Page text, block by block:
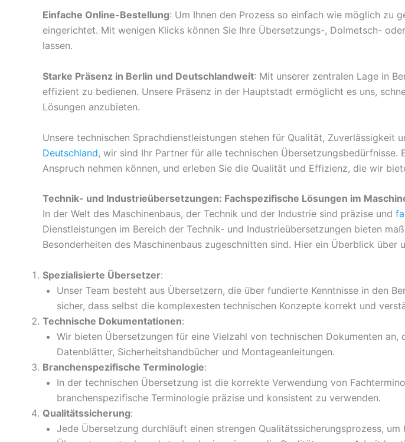
Einfache Online-Bestellung: Um Ihnen den Prozess so einfach wie möglich zu
eingerichtet. Mit wenigen Klicks können Sie Ihre Übersetzungs-, Dolmetsch-
lassen.
Starke Präsenz in Berlin und Deutschlandweit: Mit unserer zentralen Lage in
effizient zu bedienen. Unsere Präsenz in der Hauptstadt ermöglicht es uns,
Lösungen anzubieten.
Unsere technischen Sprachdienstleistungen stehen für Qualität, Zuverlässigkeit
Deutschland, wir sind Ihr Partner für alle technischen
Anspruch nehmen können, und erleben Sie die Qualität und Effizienz, die wir
Technik- und Industrieübersetzungen: Fachspezifische Lösungen im
In der Welt des Maschinenbaus, der Technik und der Industrie sind präzise und
Dienstleistungen im Bereich der Technik- und Industrieübersetzungen bieten
Besonderheiten des Maschinenbaus zugeschnitten sind. Hier ein Überblick über
Spezialisierte Übersetzer:
Unser Team besteht aus Übersetzern, die über fundierte Kenntnisse in den
sicher, dass selbst die komplexesten technischen Konzepte korrekt und
Technische Dokumentationen:
Wir bieten Übersetzungen für eine Vielzahl von technischen Dokumenten
Datenblätter, Sicherheitshandbücher und Montageanleitungen.
Branchenspezifische Terminologie:
In der technischen Übersetzung ist die korrekte Verwendung von
branchenspezifische Terminologie präzise und konsistent zu verwenden.
Qualitätssicherung:
Jede Übersetzung durchläuft einen strengen Qualitätssicherungsprozess,